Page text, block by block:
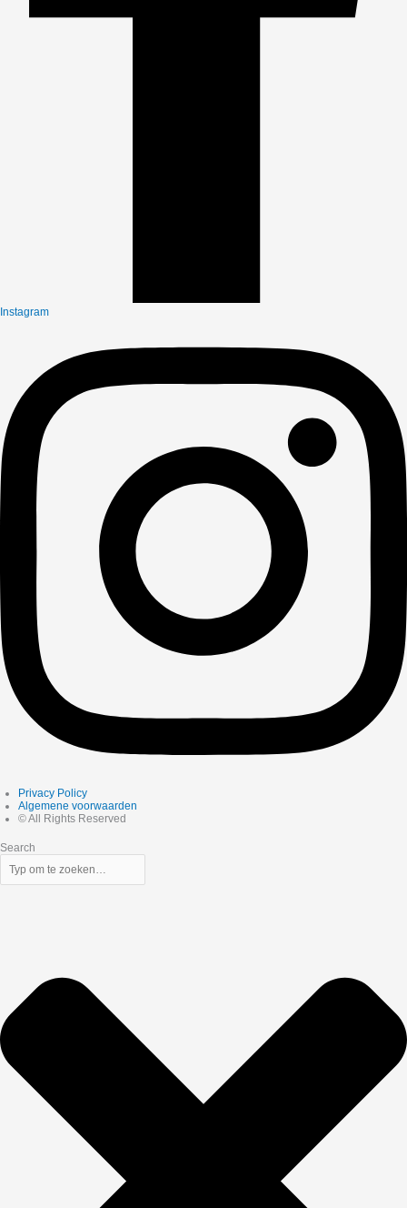
Instagram
Privacy Policy
Algemene voorwaarden
© All Rights Reserved
Search